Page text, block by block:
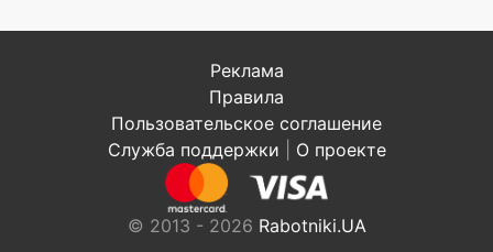
Реклама
Правила
Пользовательское соглашение
Служба поддержки
О проекте
© 2013 - 2026 Rabotniki.UA